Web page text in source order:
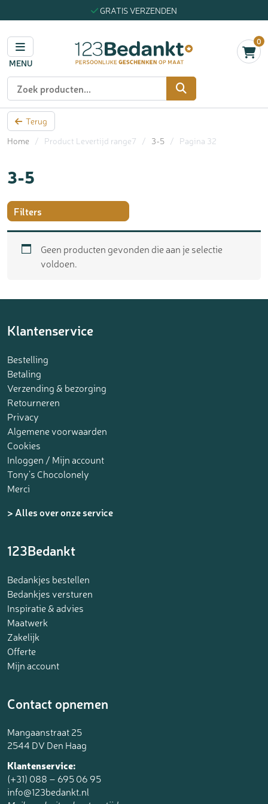
GRATIS VERZENDEN
MENU
0
Zoeken
Terug
Home
/ Product Levertijd range7 / 3-5 / Pagina 32
3-5
Filters
Geen producten gevonden die aan je selectie
voldoen.
Klantenservice
Bestelling
Betaling
Verzending & bezorging
Retourneren
Privacy
Algemene voorwaarden
Cookies
Inloggen / Mijn account
Tony’s Chocolonely
Merci
> Alles over onze service
123Bedankt
Bedankjes bestellen
Bedankjes versturen
Inspiratie & advies
Maatwerk
Zakelijk
Offerte
Mijn account
Contact opnemen
Mangaanstraat 25
2544 DV Den Haag
Klantenservice:
(+31) 088 – 695 06 95
info@123bedankt.nl